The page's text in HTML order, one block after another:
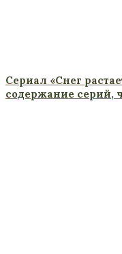
Сериал «Снег
содержание серий,